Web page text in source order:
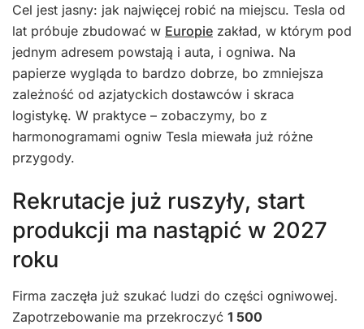
Cel jest jasny: jak najwięcej robić na miejscu. Tesla od
lat próbuje zbudować w Europie zakład, w którym pod
jednym adresem powstają i auta, i ogniwa. Na
papierze wygląda to bardzo dobrze, bo zmniejsza
zależność od azjatyckich dostawców i skraca
logistykę. W praktyce – zobaczymy, bo z
harmonogramami ogniw Tesla miewała już różne
przygody.
Rekrutacje już ruszyły, start
produkcji ma nastąpić w 2027
roku
Firma zaczęła już szukać ludzi do części ogniwowej.
Zapotrzebowanie ma przekroczyć 1 500